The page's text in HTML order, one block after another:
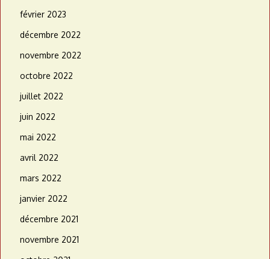
février 2023
décembre 2022
novembre 2022
octobre 2022
juillet 2022
juin 2022
mai 2022
avril 2022
mars 2022
janvier 2022
décembre 2021
novembre 2021